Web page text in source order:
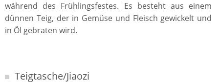
während des Frühlingsfestes. Es besteht aus einem
dünnen Teig, der in Gemüse und Fleisch gewickelt und
in Öl gebraten wird.
Teigtasche/Jiaozi